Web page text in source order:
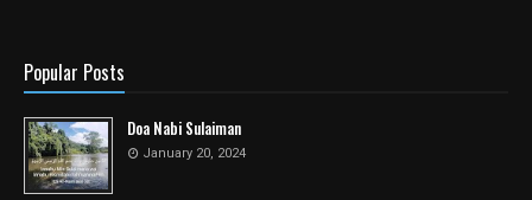
Popular Posts
Doa Nabi Sulaiman
January 20, 2024